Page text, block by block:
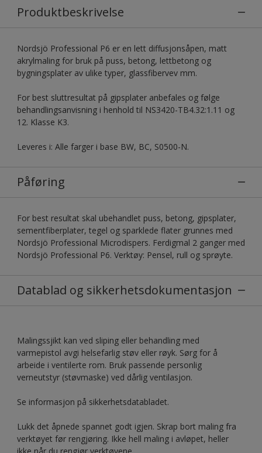
Produktbeskrivelse
Nordsjö Professional P6 er en lett diffusjonsåpen, matt
akrylmaling for bruk på puss, betong, lettbetong og
bygningsplater av ulike typer, glassfibervev mm.
For best sluttresultat på gipsplater anbefales og følge
behandlingsanvisning i henhold til NS3420-TB4.32:1.11 og
12. Klasse K3.
Leveres i: Alle farger i base BW, BC, S0500-N.
Påføring
For best resultat skal ubehandlet puss, betong, gipsplater,
sementfiberplater, tegel og sparklede flater grunnes med
Nordsjö Professional Microdispers. Ferdigmal 2 ganger med
Nordsjö Professional P6. Verktøy: Pensel, rull og sprøyte.
Datablad og sikkerhetsdokumentasjon
Malingssjikt kan ved sliping eller behandling med
varmepistol avgi helsefarlig støv eller røyk. Sørg for å
arbeide i ventilerte rom. Bruk passende personlig
verneutstyr (støvmaske) ved dårlig ventilasjon.
Se informasjon på sikkerhetsdatabladet.
Lukk det åpnede spannet godt igjen. Skrap bort maling fra
verktøyet før rengjøring. Ikke hell maling i avløpet, heller